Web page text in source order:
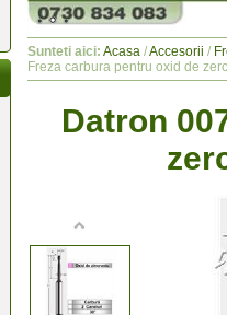
Sunteti aici: Acasa /Accesorii /
Freza carbura pentru oxid de
Datron